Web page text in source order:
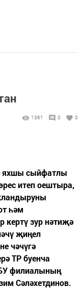
1361 0 0
яхшы сыйфатлы
итеп оештыра,
һәм
кертү зур нәтиҗә
җиңел
чәчүгә
ТР буенча
филиалының
Сәләхетдинов.